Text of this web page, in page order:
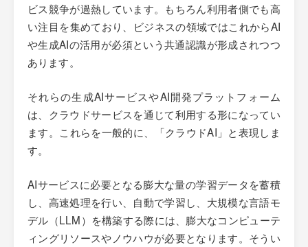
ビス競争が過熱しています。もちろん利用者側でも高
い注目を集めており、ビジネスの領域ではこれからAI
や生成AIの活用が必須という共通認識が形成されつつ
あります。
それらの生成AIサービスやAI開発プラットフォーム
は、クラウドサービスを通じて利用する形になってい
ます。これらを一般的に、「クラウドAI」と表現しま
す。
AIサービスに必要となる膨大な量の学習データを蓄積
し、高速処理を行い、自動で学習し、大規模な言語モ
デル（LLM）を構築する際には、膨大なコンピューテ
ィングリソースやノウハウが必要となります。そうい